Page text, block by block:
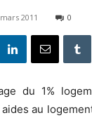
2011 0
du 1%
au